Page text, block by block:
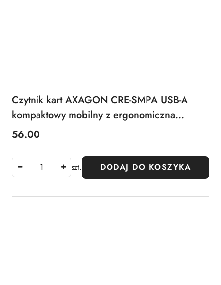
Czytnik kart AXAGON CRE-SMPA USB-A
kompaktowy mobilny z ergonomiczna
konstrukcja
Cena:
56.00
szt. DODAJ DO KOSZYKA